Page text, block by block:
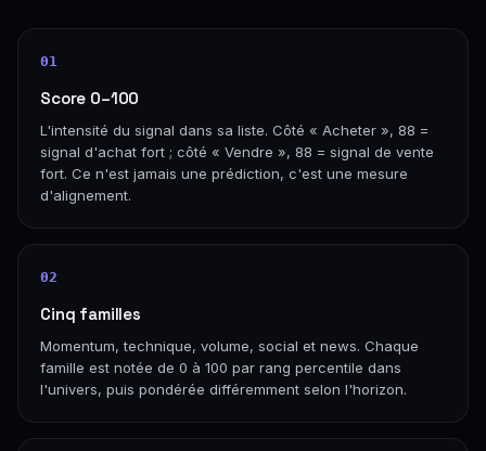
01
Score 0–100
L'intensité du signal dans sa liste. Côté « Acheter », 88 =
signal d'achat fort ; côté « Vendre », 88 = signal de vente
fort. Ce n'est jamais une prédiction, c'est une mesure
d'alignement.
02
Cinq familles
Momentum, technique, volume, social et news. Chaque
famille est notée de 0 à 100 par rang percentile dans
l'univers, puis pondérée différemment selon l'horizon.